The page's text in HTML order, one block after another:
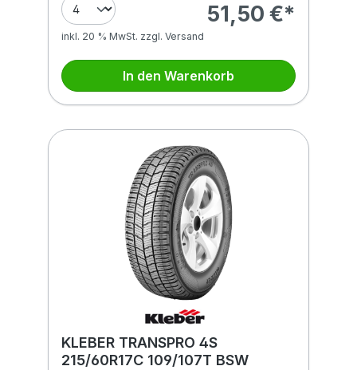
51,50 €*
inkl. 20 % MwSt. zzgl. Versand
In den Warenkorb
KLEBER TRANSPRO 4S
215/60R17C 109/107T BSW